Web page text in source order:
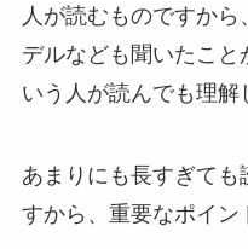
人が読むものですか
デルなども聞いたこと
いう人が読んでも理解
あまりにも長すぎても
すから、重要なポイ